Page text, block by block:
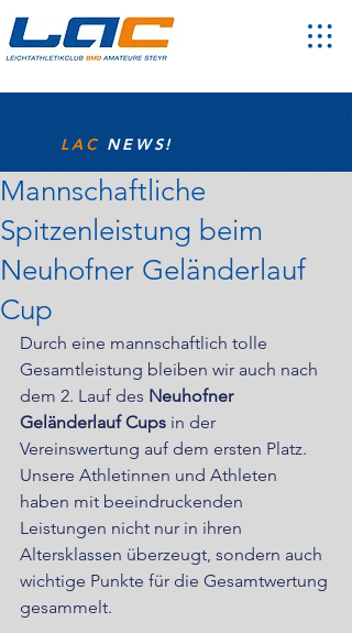
LAC NEWS!
Mannschaftliche
Spitzenleistung beim
Neuhofner Geländerlauf
Cup
Durch eine mannschaftlich tolle
Gesamtleistung bleiben wir auch nach
dem 2. Lauf des Neuhofner
Geländerlauf Cups in der
Vereinswertung auf dem ersten Platz.
Unsere Athletinnen und Athleten
haben mit beeindruckenden
Leistungen nicht nur in ihren
Altersklassen überzeugt, sondern auch
wichtige Punkte für die Gesamtwertung
gesammelt.